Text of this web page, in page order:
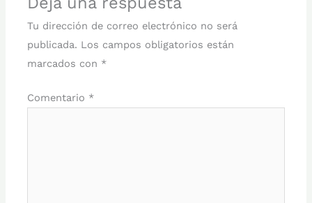
Tu dirección de correo electrónico no será
publicada. Los campos obligatorios están
marcados con *
Comentario *